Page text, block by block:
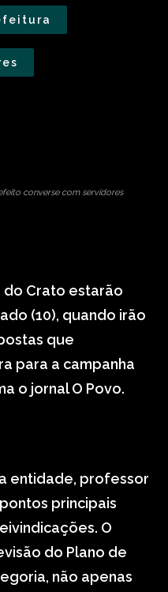
converse com servidores
do Crato estarão
(10), quando irão
que
para a campanha
o jornal O Povo.
entidade, professor
principais
O
do Plano de
não apenas